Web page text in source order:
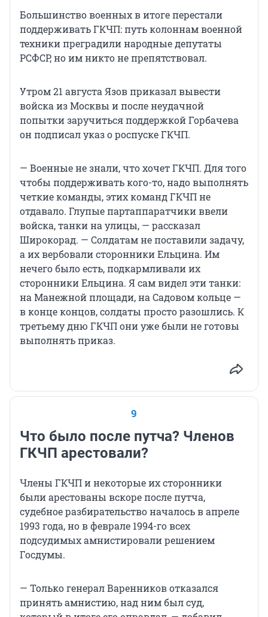
Большинство военных в итоге перестали
поддерживать ГКЧП: путь колоннам военной
техники преградили народные депутаты
РСФСР, но им никто не препятствовал.
Утром 21 августа Язов приказал вывести
войска из Москвы и после неудачной
попытки заручиться поддержкой Горбачева
он подписал указ о роспуске ГКЧП.
— Военные не знали, что хочет ГКЧП. Для того
чтобы поддерживать кого-то, надо выполнять
четкие команды, этих команд ГКЧП не
отдавало. Глупые партаппаратчики ввели
войска, танки на улицы, — рассказал
Широкорад. — Солдатам не поставили задачу,
а их вербовали сторонники Ельцина. Им
нечего было есть, подкармливали их
сторонники Ельцина. Я сам видел эти танки:
на Манежной площади, на Садовом кольце —
в конце концов, солдаты просто разошлись. К
третьему дню ГКЧП они уже были не готовы
выполнять приказ.
9
Что было после путча? Членов
ГКЧП арестовали?
Члены ГКЧП и некоторые их сторонники
были арестованы вскоре после путча,
судебное разбирательство началось в апреле
1993 года, но в феврале 1994-го всех
подсудимых амнистировали решением
Госдумы.
— Только генерал Варенников отказался
принять амнистию, над ним был суд,